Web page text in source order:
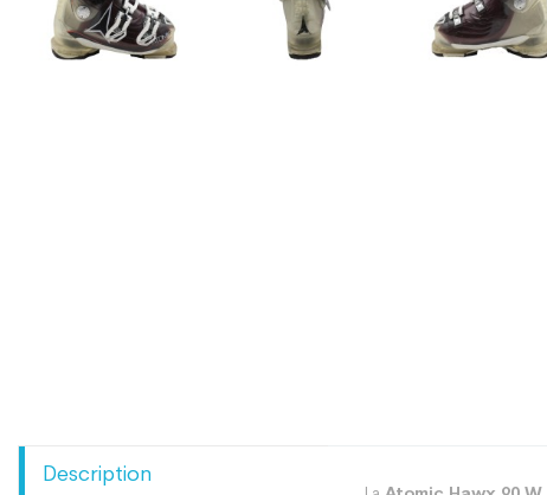
Description